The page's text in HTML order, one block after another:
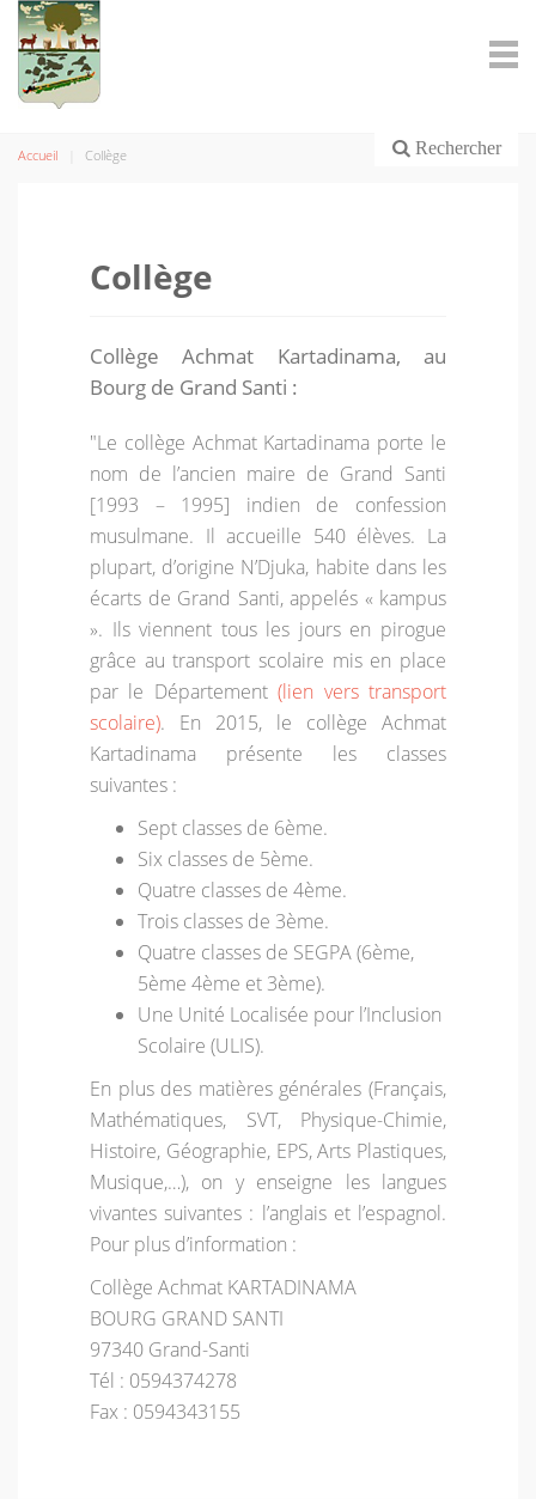
Rechercher
Accueil Collège
Collège
Collège Achmat Kartadinama, au
Bourg de Grand Santi :
"Le collège Achmat Kartadinama porte le
nom de l’ancien maire de Grand Santi
[1993 – 1995] indien de confession
musulmane. Il accueille 540 élèves. La
plupart, d’origine N’Djuka, habite dans les
écarts de Grand Santi, appelés « kampus
». Ils viennent tous les jours en pirogue
grâce au transport scolaire mis en place
par le Département(lien vers transport
scolaire). En 2015, le collège Achmat
Kartadinama présente les classes
suivantes :
Sept classes de 6ème.
Six classes de 5ème.
Quatre classes de 4ème.
Trois classes de 3ème.
Quatre classes de SEGPA (6ème,
5ème 4ème et 3ème).
Une Unité Localisée pour l’Inclusion
Scolaire (ULIS).
En plus des matières générales (Français,
Mathématiques, SVT, Physique-Chimie,
Histoire, Géographie, EPS, Arts Plastiques,
Musique,…), on y enseigne les langues
vivantes suivantes : l’anglais et l’espagnol.
Pour plus d’information :
Collège Achmat KARTADINAMA
BOURG GRAND SANTI
97340 Grand-Santi
Tél : 0594374278
Fax : 0594343155